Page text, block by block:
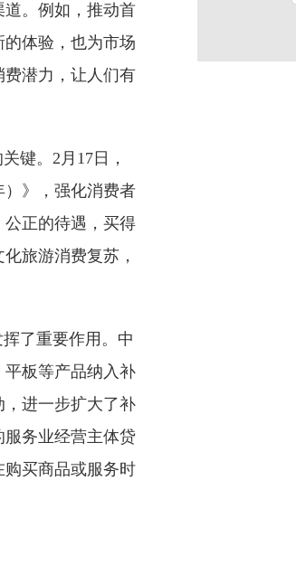
。例如，推动首
体验，也为市场
潜力，让人们有
键。2月17日，
》，强化消费者
正的待遇，买得
旅游消费复苏，
了重要作用。中
平板等产品纳入补
进一步扩大了补
服务业经营主体贷
买商品或服务时